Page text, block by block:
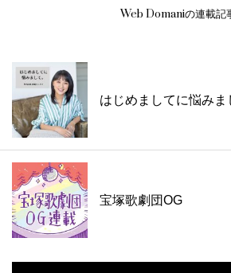
Web Domaniの連載記
はじめましてに悩みま
宝塚歌劇団OG